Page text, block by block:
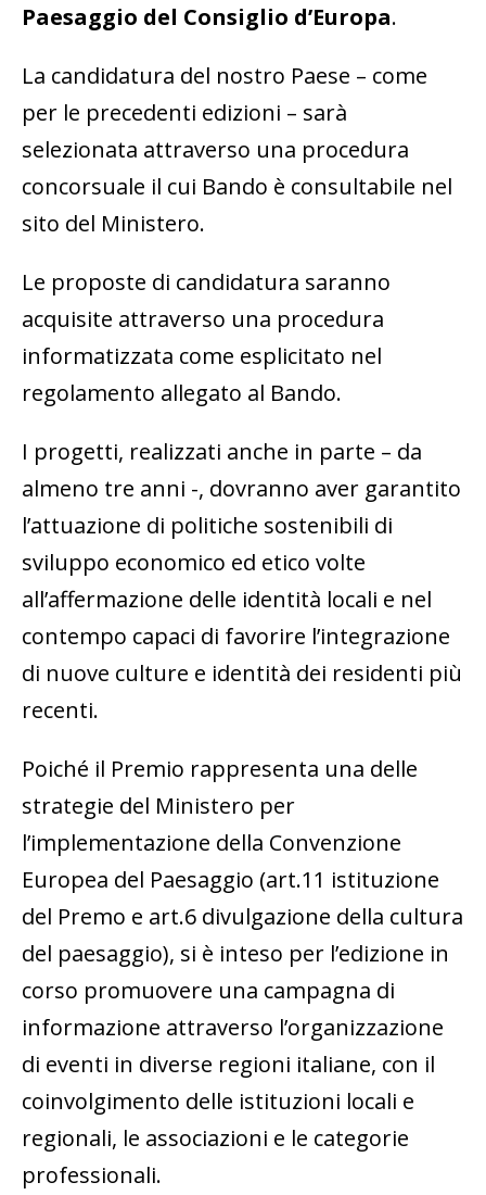
Paesaggio del Consiglio d’Europa.
La candidatura del nostro Paese – come
per le precedenti edizioni – sarà
selezionata attraverso una procedura
concorsuale il cui Bando è consultabile nel
sito del Ministero.
Le proposte di candidatura saranno
acquisite attraverso una procedura
informatizzata come esplicitato nel
regolamento allegato al Bando.
I progetti, realizzati anche in parte – da
almeno tre anni -, dovranno aver garantito
l’attuazione di politiche sostenibili di
sviluppo economico ed etico volte
all’affermazione delle identità locali e nel
contempo capaci di favorire l’integrazione
di nuove culture e identità dei residenti più
recenti.
Poiché il Premio rappresenta una delle
strategie del Ministero per
l’implementazione della Convenzione
Europea del Paesaggio (art.11 istituzione
del Premo e art.6 divulgazione della cultura
del paesaggio), si è inteso per l’edizione in
corso promuovere una campagna di
informazione attraverso l’organizzazione
di eventi in diverse regioni italiane, con il
coinvolgimento delle istituzioni locali e
regionali, le associazioni e le categorie
professionali.